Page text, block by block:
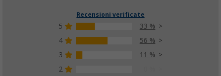
Recensioni verificate
5
33 %
4
56 %
3
11 %
2